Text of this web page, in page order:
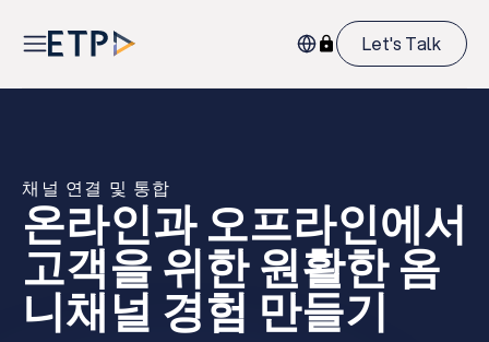
Let's Talk
채널 연결 및 통합
온라인과 오프라인에서
고객을 위한 원활한 옴
니채널 경험 만들기